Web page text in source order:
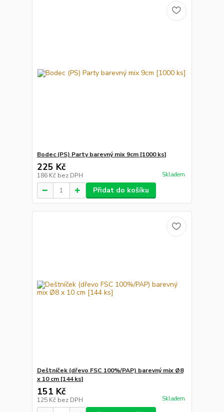
Bodec (PS) Party barevný mix 9cm [1000 ks]
225 Kč
186 Kč bez DPH Skladem
Přidat do košíku
Deštníček (dřevo FSC 100%/PAP) barevný mix Ø8
x 10 cm [144 ks]
151 Kč
125 Kč bez DPH Skladem